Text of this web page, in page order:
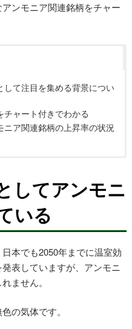
ンモニア関連銘柄をチャー
て注目を集める背景につい
ャート付きでわかる
ア関連銘柄の上昇率の状況
してアンモニ
いる
本でも2050年までに温室効
表していますが、アンモニ
ません。
の気体です。